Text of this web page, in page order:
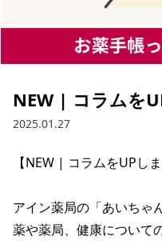
NEW | コラムを
2025.01.27
【NEW | コラムをUPしま
アイン薬局の「あいちゃ
薬や薬局、健康について